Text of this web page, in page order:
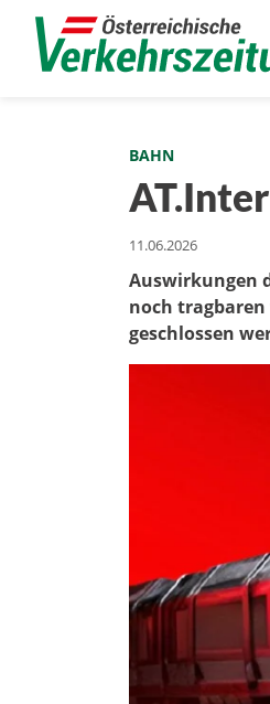
BAHN
11.06.2026
Auswirkungen
noch
geschlossen